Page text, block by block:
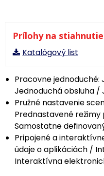
Prílohy na stiahnutie
Katalógový list
Pracovne
Jednoduchá obsluha /
Pružné nastavenie
Prednastavené
Samostatne
Pripojené a
údaje o aplikáciách /
Interaktívna